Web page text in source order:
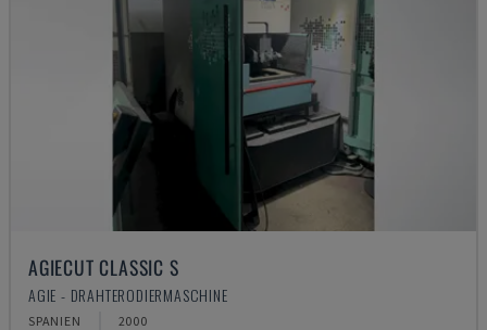
AGIECUT CLASSIC S
AGIE - DRAHTERODIERMASCHINE
SPANIEN 2000